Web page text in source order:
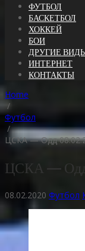
ФУТБОЛ
БАСКЕТБОЛ
ХОККЕЙ
БОИ
ДРУГИЕ
ИНТЕРНЕТ
КОНТАКТЫ
Home
/
Футбол
/
ЦСКА — Одд
ЦСКА — Одд
08.02.2020 Футбол